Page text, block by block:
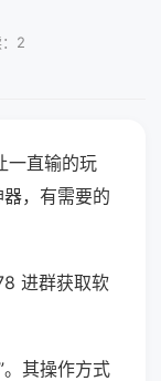
2
一直输的玩
，有需要的
进群获取软
。其操作方式